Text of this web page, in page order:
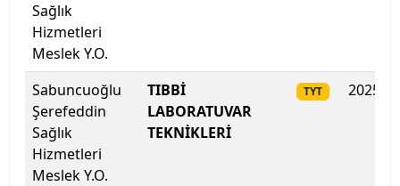
İhsan Doğramacı Bilkent Üniversitesi
İnönü Üniversitesi
İskenderun Teknik Üniversitesi
İstanbul 29 Mayıs Üniversitesi
Sağlık
Hizmetleri
Meslek Y.O.
Sabuncuoğlu
Şerefeddin
Sağlık
Hizmetleri
Meslek Y.O.
TIBBİ
LABORATUVAR
TEKNİKLERİ
TYT 2025